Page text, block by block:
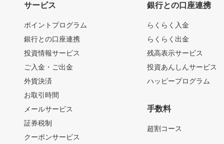
サービス
ポイントプログラム
銀行との口座連携
投資情報サービス
ご入金・ご出金
外貨決済
お取引時間
メールサービス
証券税制
クーポンサービス
銀行との口座連携
らくらく入金
らくらく出金
残高表示サービス
投資あんしんサービス
ハッピープログラム
手数料
超割コース